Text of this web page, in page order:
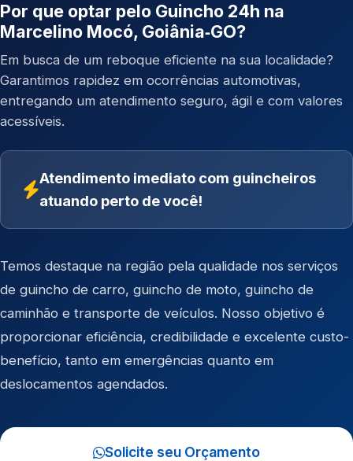
Por que optar pelo Guincho 24h na
Marcelino Mocó, Goiânia‑GO?
Em busca de um reboque eficiente na sua localidade?
Garantimos rapidez em ocorrências automotivas,
entregando um atendimento seguro, ágil e com valores
acessíveis.
Atendimento imediato com guincheiros
atuando perto de você!
Temos destaque na região pela qualidade nos serviços
de guincho de carro, guincho de moto, guincho de
caminhão e transporte de veículos. Nosso objetivo é
proporcionar eficiência, credibilidade e excelente custo-
benefício, tanto em emergências quanto em
deslocamentos agendados.
Solicite seu Orçamento